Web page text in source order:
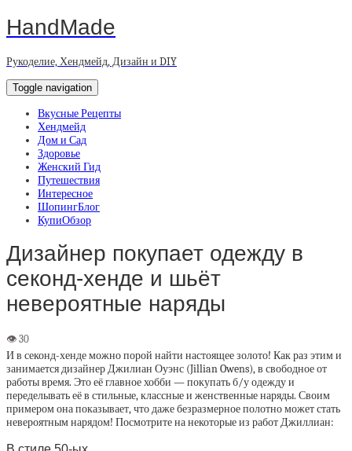
HandMade
Рукоделие, Хендмейд, Дизайн и DIY
Toggle navigation
Вкусные Рецепты
Хендмейд
Дом и Сад
Здоровье
Женский Гид
Путешествия
Интересное
ШопингБлог
КупиОбзор
Дизайнер покупает одежду в
секонд-хенде и шьёт
невероятные наряды
И в секонд-хенде можно порой найти настоящее золото! Как раз этим и
занимается дизайнер Джилиан Оуэнс (Jillian Owens), в свободное от
работы время. Это её главное хобби — покупать б/у одежду и
переделывать её в стильные, классные и женственные наряды. Своим
примером она показывает, что даже безразмерное полотно может стать
невероятным нарядом! Посмотрите на некоторые из работ Джиллиан: